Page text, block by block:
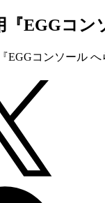
『EGGコン